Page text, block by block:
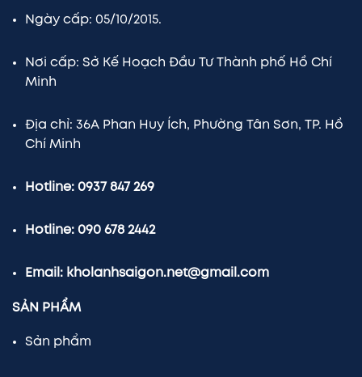
Ngày cấp: 05/10/2015.
Nơi cấp: Sở Kế Hoạch Đầu Tư Thành phố Hồ Chí
Minh
Địa chỉ: 36A Phan Huy Ích, Phường Tân Sơn, TP. Hồ
Chí Minh
Hotline: 0937 847 269
Hotline: 090 678 2442
Email: kholanhsaigon.net@gmail.com
SẢN PHẨM
Sản phẩm